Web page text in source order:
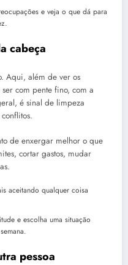
e veja o que dá para
cabeça
Aqui, além de ver os
com pente fino, com a
é sinal de limpeza
de enxergar melhor o que
cortar gastos, mudar
aceitando qualquer coisa
e escolha uma situação
pessoa